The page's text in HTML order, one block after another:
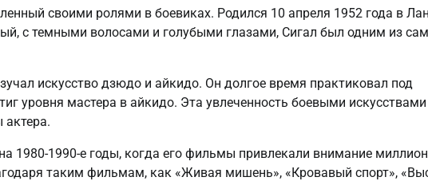
своими ролями в боевиках. Родился 10 апреля 1952 года в
с темными волосами и голубыми глазами, Сигал был одним из
искусство дзюдо и айкидо. Он долгое время практиковал под
уровня мастера в айкидо. Эта увлеченность боевыми искусствами
1980-1990-е годы, когда его фильмы привлекали внимание
таким фильмам, как «Живая мишень», «Кровавый спорт»,